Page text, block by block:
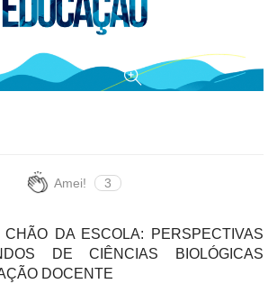
Amei! 3
DA ESCOLA: PERSPECTIVAS
DE CIÊNCIAS BIOLÓGICAS
DOCENTE